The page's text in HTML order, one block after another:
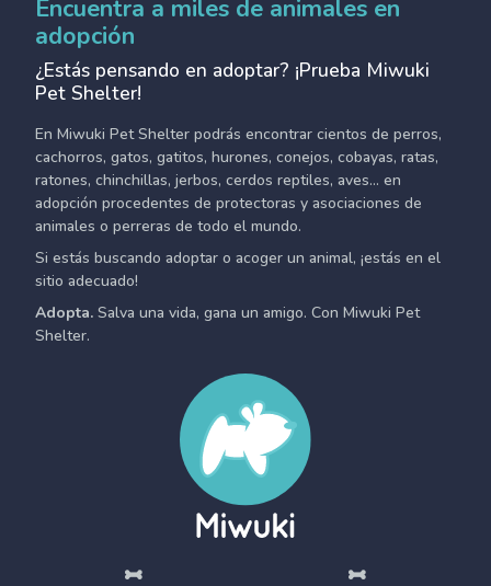
Encuentra a miles de animales en
adopción
¿Estás pensando en adoptar? ¡Prueba Miwuki
Pet Shelter!
En Miwuki Pet Shelter podrás encontrar cientos de perros,
cachorros, gatos, gatitos, hurones, conejos, cobayas, ratas,
ratones, chinchillas, jerbos, cerdos reptiles, aves... en
adopción procedentes de protectoras y asociaciones de
animales o perreras de todo el mundo.
Si estás buscando adoptar o acoger un animal, ¡estás en el
sitio adecuado!
Adopta. Salva una vida, gana un amigo. Con Miwuki Pet
Shelter.